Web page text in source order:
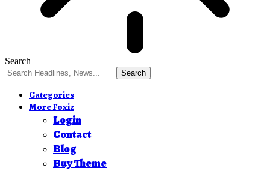
Search
Categories
More Foxiz
Login
Contact
Blog
Buy Theme